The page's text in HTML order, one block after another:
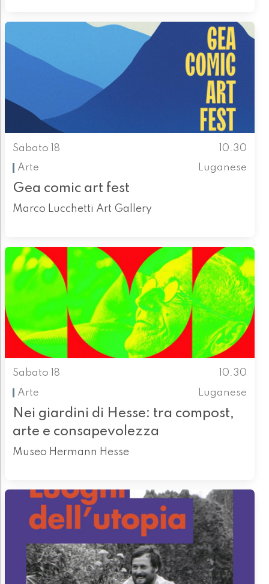
Sabato 18
10.30
Arte
Luganese
Gea comic art fest
Marco Lucchetti Art Gallery
Sabato 18
10.30
Arte
Luganese
Nei giardini di Hesse: tra compost,
arte e consapevolezza
Museo Hermann Hesse